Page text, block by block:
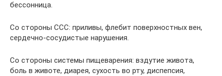
бессонница.
Со стороны CCC: приливы, флебит поверхностных вен,
сердечно-сосудистые нарушения.
Со стороны системы пищеварения: вздутие живота,
боль в животе, диарея, сухость во рту, диспепсия,